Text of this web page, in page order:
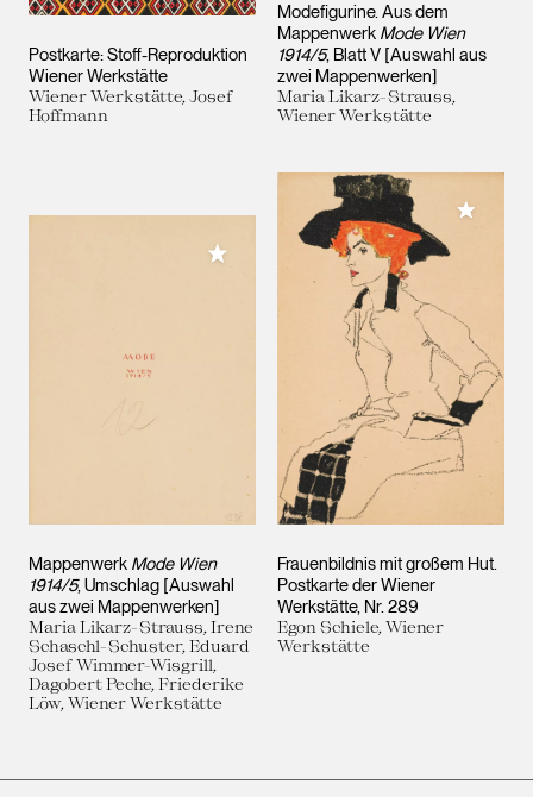
Postkarte: Stoff-Reproduktion
Wiener Werkstätte
Wiener Werkstätte, Josef
Hoffmann
Modefigurine. Aus dem
Mappenwerk Mode Wien
1914/5, Blatt V [Auswahl aus
zwei Mappenwerken]
Maria Likarz-Strauss,
Wiener Werkstätte
Mappenwerk Mode Wien
1914/5, Umschlag [Auswahl
aus zwei Mappenwerken]
Maria Likarz-Strauss, Irene
Schaschl-Schuster, Eduard
Josef Wimmer-Wisgrill,
Dagobert Peche, Friederike
Löw, Wiener Werkstätte
Meiner Sammlung hinzufügen
Frauenbildnis mit großem Hut.
Postkarte der Wiener
Werkstätte, Nr. 289
Egon Schiele, Wiener
Werkstätte
Meiner